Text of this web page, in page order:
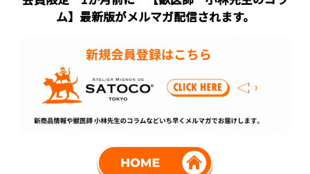
ム】最新版がメルマガ配信されます。